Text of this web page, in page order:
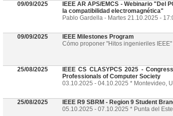
09/09/2025
IEEE AR APS/EMCS - Webinario
la compatibilidad electromagnética"
Pablo Gardella - Martes 21.10.2025 -
09/09/2025
IEEE Milestones Program
Cómo proponer "Hitos ingenieriles
25/08/2025
IEEE CS CLASYPCS 2025 -
Professionals of Computer Society
03.10.2025 - 04.10.2025 * Montevideo,
25/08/2025
IEEE R9 SBRM - Region 9 Student
05.10.2025 - 07.10.2025 * Punta del